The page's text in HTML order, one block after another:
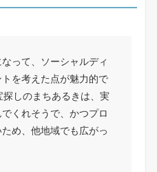
って、ソーシャルディ
を考えた点が魅力的で
しのまちあるきは、実
くれそうで、かつプロ
め、他地域でも広がっ